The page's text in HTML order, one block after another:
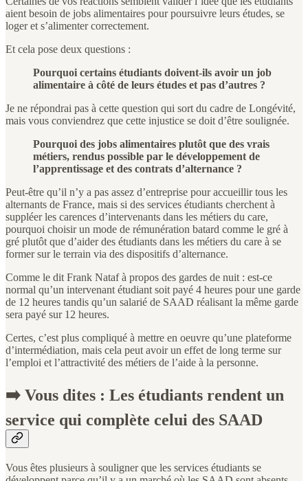
aient besoin de jobs alimentaires pour poursuivre leurs études, se
loger et s’alimenter correctement.
Et cela pose deux questions :
Pourquoi certains étudiants doivent-ils avoir un job
alimentaire à côté de leurs études et pas d’autres ?
Je ne répondrai pas à cette question qui sort du cadre de Longévité,
mais vous conviendrez que cette injustice se doit d’être soulignée.
Pourquoi des jobs alimentaires plutôt que des vrais
métiers, rendus possible par le développement de
l’apprentissage et des contrats d’alternance ?
Peut-être qu’il n’y a pas assez d’entreprise pour accueillir tous les
alternants de France, mais si des services étudiants cherchent à
suppléer les carences d’intervenants dans les métiers du care,
pourquoi choisir un mode de rémunération batard comme le gré à
gré plutôt que d’aider des étudiants dans les métiers du care à se
former sur le terrain via des dispositifs d’alternance.
Comme le dit Frank Nataf à propos des gardes de nuit : est-ce
normal qu’un intervenant étudiant soit payé 4 heures pour une garde
de 12 heures tandis qu’un salarié de SAAD réalisant la même garde
sera payé sur 12 heures.
Certes, c’est plus compliqué à mettre en oeuvre qu’une plateforme
d’intermédiation, mais cela peut avoir un effet de long terme sur
l’emploi et l’attractivité des métiers de l’aide à la personne.
➡️ Vous dites : Les étudiants rendent un
service qui complète celui des SAAD
Vous êtes plusieurs à souligner que les services étudiants se